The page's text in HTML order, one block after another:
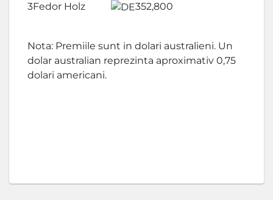
3Fedor Holz 352,800
Nota: Premiile sunt in dolari australieni. Un
dolar australian reprezinta aproximativ 0,75
dolari americani.